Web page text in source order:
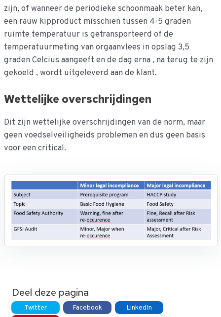
zijn, of wanneer de periodieke schoonmaak beter kan,
een rauw kipproduct misschien tussen 4-5 graden
ruimte temperatuur is getransporteerd of de
temperatuurmeting van orgaanvlees in opslag 3,5
graden Celcius aangeeft en de dag erna , na terug te zijn
gekoeld , wordt uitgeleverd aan de klant.
Wettelijke overschrijdingen
Dit zijn wettelijke overschrijdingen van de norm, maar
geen voedselveiligheids problemen en dus geen basis
voor een critical.
Deel deze pagina
Twitter Facebook
LinkedIn